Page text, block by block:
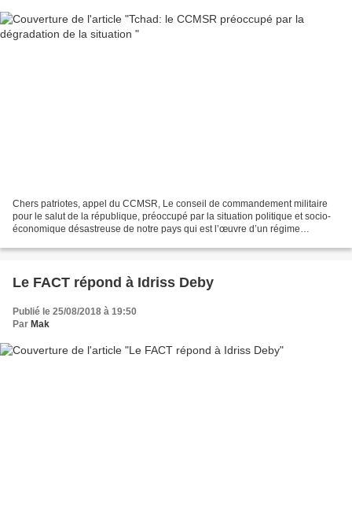
Chers patriotes, appel du CCMSR, Le conseil de commandement militaire
pour le salut de la république, préoccupé par la situation politique et socio-
économique désastreuse de notre pays qui est l’œuvre d’un régime
Le FACT répond à Idriss Deby
Publié le 25/08/2018 à 19:50
Par Mak